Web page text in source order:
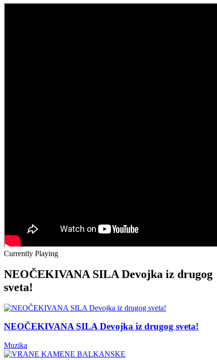
Currently Playing
NEOČEKIVANA SILA Devojka iz drugog
sveta!
NEOČEKIVANA SILA Devojka iz drugog sveta!
Muzika